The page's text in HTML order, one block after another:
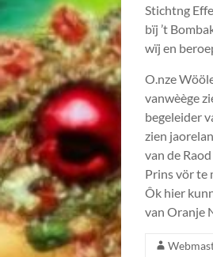
Stichtng
bïj ’t
wïj en
O.nze
vanwèège
begeleider
zien
van de
Prins vör te
Ôk hier
van Oranje